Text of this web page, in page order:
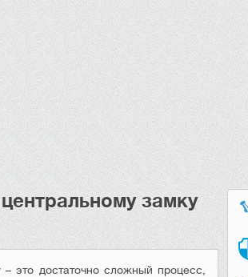
замку
это достаточно сложный процесс,